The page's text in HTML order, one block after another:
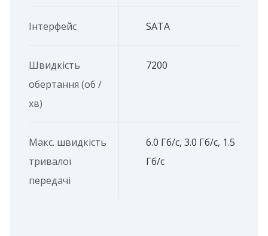
Інтерфейс SATA
Швидкість
обертання (об /
хв)
7200
Макс. швидкість
тривалої
передачі
6.0 Гб/с, 3.0 Гб/с, 1.5
Гб/с